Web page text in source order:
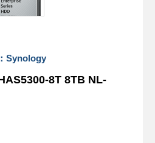
Synology
8T 8TB NL-